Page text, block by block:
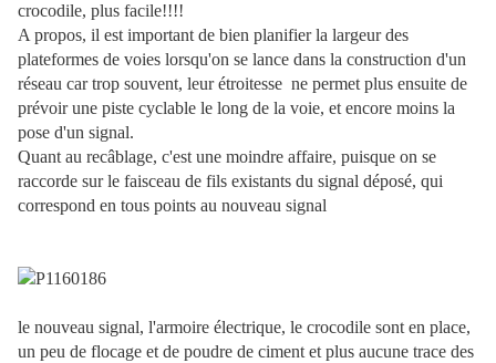
crocodile, plus facile!!!!
A propos, il est important de bien planifier la largeur des
plateformes de voies lorsqu'on se lance dans la construction d'un
réseau car trop souvent, leur étroitesse ne permet plus ensuite de
prévoir une piste cyclable le long de la voie, et encore moins la
pose d'un signal.
Quant au recâblage, c'est une moindre affaire, puisque on se
raccorde sur le faisceau de fils existants du signal déposé, qui
correspond en tous points au nouveau signal
le nouveau signal, l'armoire électrique, le crocodile sont en place,
un peu de flocage et de poudre de ciment et plus aucune trace des